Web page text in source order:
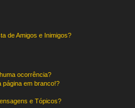
de Amigos e Inimigos?
ocorrência?
página em branco!?
e Tópicos?